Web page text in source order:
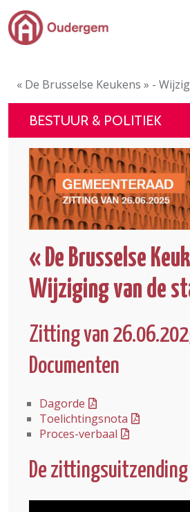
Ga naar de hoofdinhoud
Evenementen & Verenigingen
eLoket
Leven in Oudergem
In 1 klik
« De Brusselse Keukens » -
BESTUUR & POLITIEK
« De Brusselse
Wijziging van de
Zitting van
Documenten
Dagorde
Toelichtingsnota
Proces-verbaal
De zittingsuitzending